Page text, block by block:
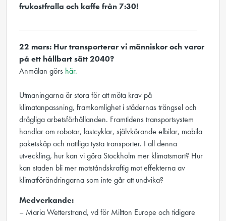
frukostfralla och kaffe från 7:30!
22 mars: Hur transporterar vi människor och varor
på ett hållbart sätt 2040?
Anmälan görs här.
Utmaningarna är stora för att möta krav på
klimatanpassning, framkomlighet i städernas trängsel och
drägliga arbetsförhållanden. Framtidens transportsystem
handlar om robotar, lastcyklar, självkörande elbilar, mobila
paketskåp och nattliga tysta transporter. I all denna
utveckling, hur kan vi göra Stockholm mer klimatsmart? Hur
kan staden bli mer motståndskraftig mot effekterna av
klimatförändringarna som inte går att undvika?
Medverkande:
– Maria Wetterstrand, vd för Miltton Europe och tidigare